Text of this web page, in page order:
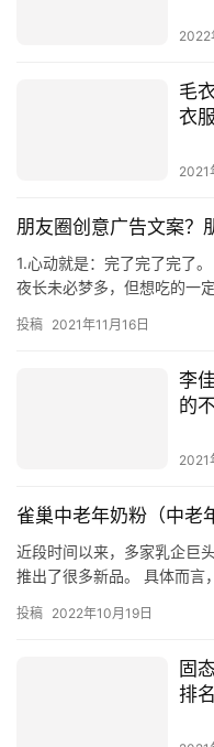
2022
毛
衣服
2021
朋友圈创意广告文案？
1.心动就是：完了完了完了
夜长未必梦多，但想吃的一
投稿 2021年11月16日
李
的
2021
雀巢中老年奶粉（中老
近段时间以来，多家乳企巨
推出了很多新品。 具体而言
巢则…
投稿 2022年10月19日
固
排名